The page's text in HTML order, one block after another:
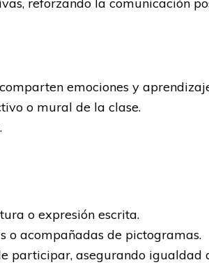
emociones y
o mural de la clase.
o expresión escrita.
o acompañadas de pictogramas.
participar, asegurando igualdad